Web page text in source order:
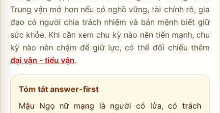
Trung vận mở hơn nếu có nghề vững, tài chính rõ, gia
đạo có người chia trách nhiệm và bản mệnh biết giữ
sức khỏe. Khi cần xem chu kỳ nào nên tiến mạnh, chu
kỳ nào nên chậm để giữ lực, có thể đối chiếu thêm
đại vận - tiểu vận.
Tóm tắt answer-first
Mậu Ngọ nữ mạng là người có lửa, có trách